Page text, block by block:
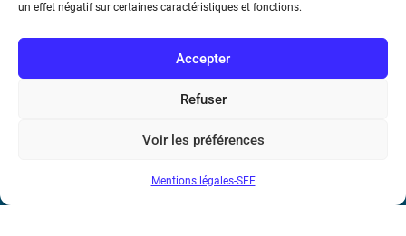
un effet négatif sur certaines caractéristiques et fonctions.
Accepter
Refuser
Voir les préférences
Mentions légales-SEE
Bicentenaire des découvertes d’André-
Marie Ampère
Conditions Générales de Vente
Mentions légales